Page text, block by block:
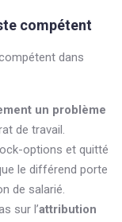
compétent
dans
un problème
de travail.
options et quitté
le différend porte
de salarié.
sur l’attribution